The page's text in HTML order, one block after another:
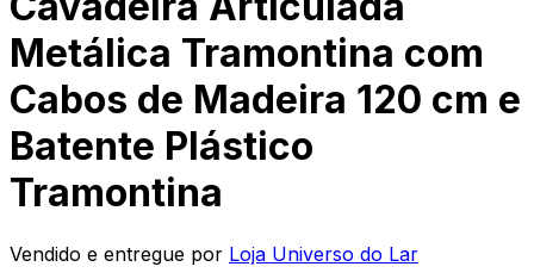
Metálica Tramontina com
Cabos de Madeira 120 cm e
Batente Plástico
Tramontina
Vendido e entregue por Loja Universo do Lar